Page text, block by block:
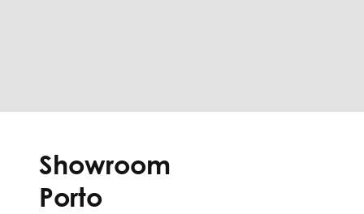
Showroom
Porto